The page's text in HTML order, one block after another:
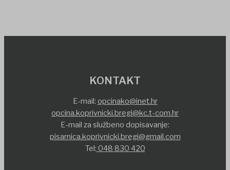
KONTAKT
E-mail: opcinako@inet.hr
opcina.koprivnicki.bregi@kc.t-com.hr
E-mail za službeno dopisavanje:
pisarnica.koprivnicki.bregi@gmail.com
Tel: 048 830 420